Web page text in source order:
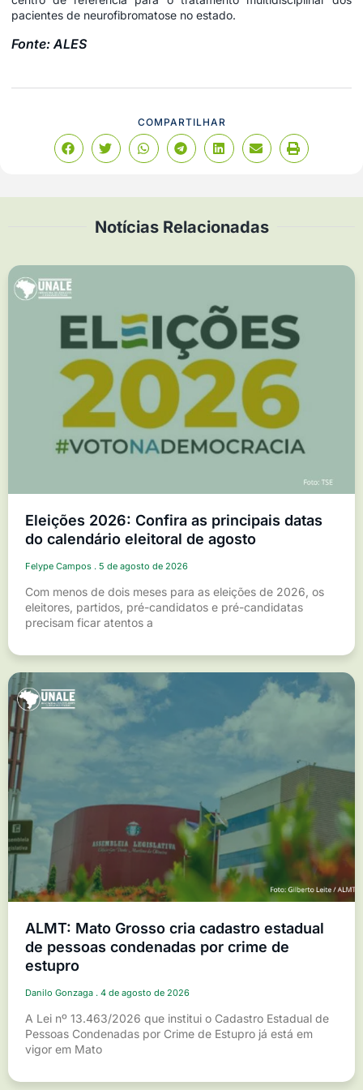
pacientes de neurofibromatose no estado.
Fonte: ALES
COMPARTILHAR
Notícias Relacionadas
Eleições 2026: Confira as principais datas
do calendário eleitoral de agosto
Felype Campos 5 de agosto de 2026
Com menos de dois meses para as eleições de 2026, os
eleitores, partidos, pré-candidatos e pré-candidatas
precisam ficar atentos a
ALMT: Mato Grosso cria cadastro estadual
de pessoas condenadas por crime de
estupro
Danilo Gonzaga 4 de agosto de 2026
A Lei nº 13.463/2026 que institui o Cadastro Estadual de
Pessoas Condenadas por Crime de Estupro já está em
vigor em Mato